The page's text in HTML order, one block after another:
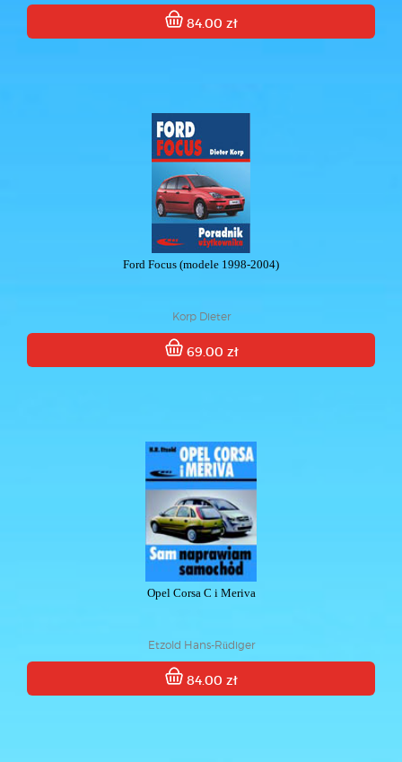
84.00 zł
Ford Focus (modele 1998-2004)
Korp Dieter
69.00 zł
Opel Corsa C i Meriva
Etzold Hans-Rüdiger
84.00 zł